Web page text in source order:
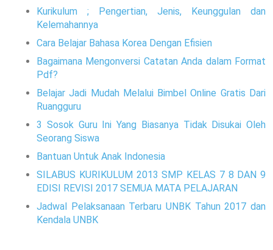
Kurikulum ; Pengertian, Jenis, Keunggulan dan
Kelemahannya
Cara Belajar Bahasa Korea Dengan Efisien
Bagaimana Mengonversi Catatan Anda dalam Format
Pdf?
Belajar Jadi Mudah Melalui Bimbel Online Gratis Dari
Ruangguru
3 Sosok Guru Ini Yang Biasanya Tidak Disukai Oleh
Seorang Siswa
Bantuan Untuk Anak Indonesia
SILABUS KURIKULUM 2013 SMP KELAS 7 8 DAN 9
EDISI REVISI 2017 SEMUA MATA PELAJARAN
Jadwal Pelaksanaan Terbaru UNBK Tahun 2017 dan
Kendala UNBK